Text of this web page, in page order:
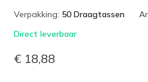
Verpakking: 50 Draagtassen
Direct leverbaar
€ 18,88